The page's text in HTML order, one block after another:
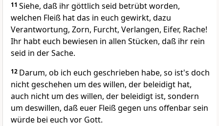
11 Siehe, daß ihr göttlich seid betrübt worden,
welchen Fleiß hat das in euch gewirkt, dazu
Verantwortung, Zorn, Furcht, Verlangen, Eifer, Rache!
Ihr habt euch bewiesen in allen Stücken, daß ihr rein
seid in der Sache.
12 Darum, ob ich euch geschrieben habe, so ist's doch
nicht geschehen um des willen, der beleidigt hat,
auch nicht um des willen, der beleidigt ist, sondern
um deswillen, daß euer Fleiß gegen uns offenbar sein
würde bei euch vor Gott.